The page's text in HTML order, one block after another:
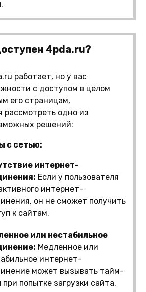
4pda.ru?
работает, но у вас
с доступом в целом
его страницам,
рассмотреть одно из
решений:
с сетью:
интернет-
Если у пользователя
интернет-
он не сможет получить
к сайтам.
или нестабильное
Медленное или
интернет-
может вызывать тайм-
при попытке загрузки сайта.